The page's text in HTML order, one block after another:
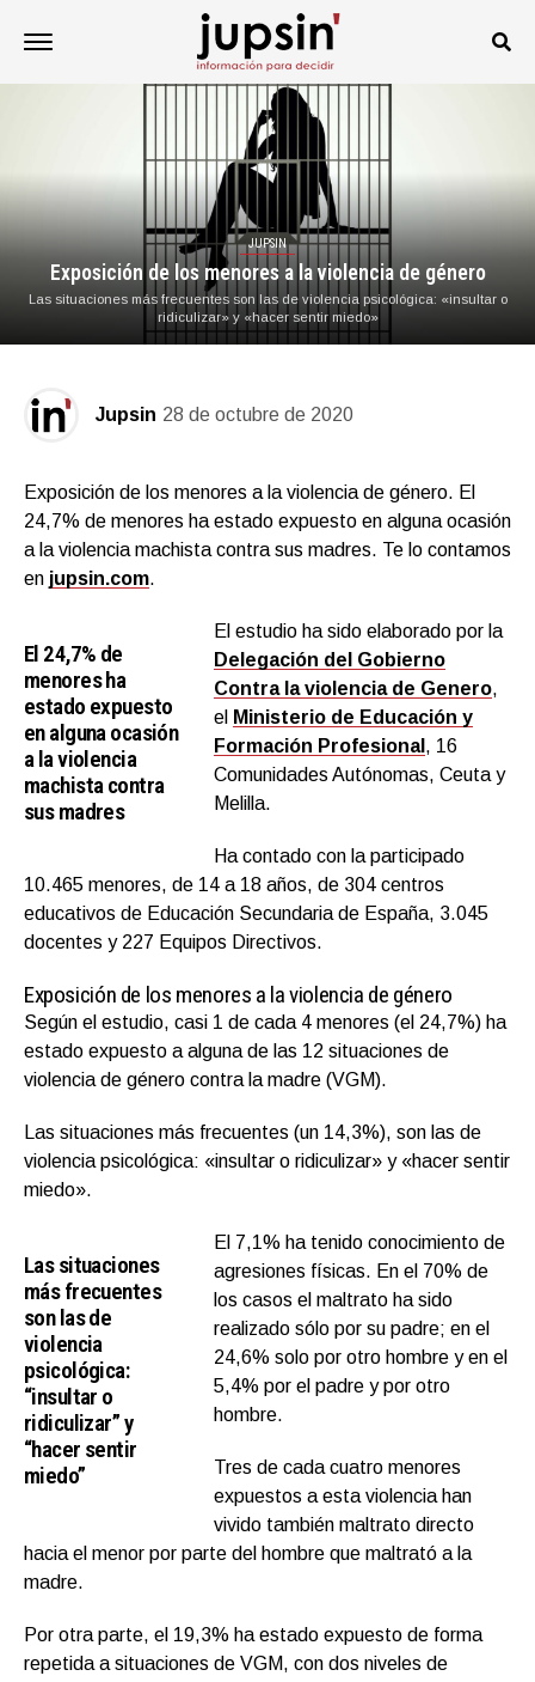
JUPSIN
Exposición de los menores a la violencia de género
Las situaciones más frecuentes son las de violencia psicológica: «insultar o
ridiculizar» y «hacer sentir miedo»
Jupsin 28 de octubre de 2020
Exposición de los menores a la violencia de género. El
24,7% de menores ha estado expuesto en alguna ocasión
a la violencia machista contra sus madres. Te lo contamos
en jupsin.com.
El 24,7% de
menores ha
estado expuesto
en alguna ocasión
a la violencia
machista contra
sus madres
El estudio ha sido elaborado por la
Delegación del Gobierno
Contra la violencia de Genero,
el Ministerio de Educación y
Formación Profesional , 16
Comunidades Autónomas, Ceuta y
Melilla.
Ha contado con la participado
10.465 menores, de 14 a 18 años, de 304 centros
educativos de Educación Secundaria de España, 3.045
docentes y 227 Equipos Directivos.
Exposición de los menores a la violencia de género
Según el estudio, casi 1 de cada 4 menores (el 24,7%) ha
estado expuesto a alguna de las 12 situaciones de
violencia de género contra la madre (VGM).
Las situaciones más frecuentes (un 14,3%), son las de
violencia psicológica: «insultar o ridiculizar» y «hacer sentir
miedo».
Las situaciones
más frecuentes
son las de
violencia
psicológica:
“insultar o
ridiculizar” y
“hacer sentir
miedo”
El 7,1% ha tenido conocimiento de
agresiones físicas. En el 70% de
los casos el maltrato ha sido
realizado sólo por su padre; en el
24,6% solo por otro hombre y en el
5,4% por el padre y por otro
hombre.
Tres de cada cuatro menores
expuestos a esta violencia han
vivido también maltrato directo
hacia el menor por parte del hombre que maltrató a la
madre.
Por otra parte, el 19,3% ha estado expuesto de forma
repetida a situaciones de VGM, con dos niveles de